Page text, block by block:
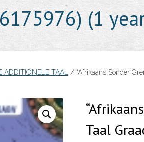
(1
ADDITIONELE TAAL
/ “Afrikaans Sonder
Taal